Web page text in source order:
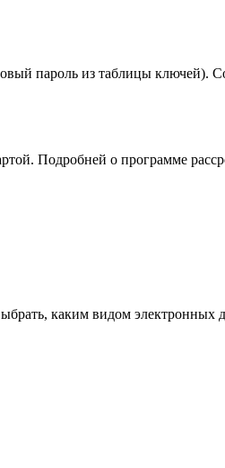
пароль из таблицы ключей).
Подробней о программе
каким видом электронных